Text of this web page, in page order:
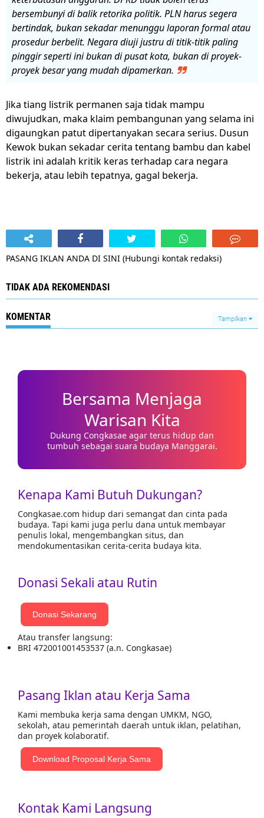
bersembunyi di balik retorika politik. PLN harus segera
bertindak, bukan sekadar menunggu laporan formal atau
prosedur berbelit. Negara diuji justru di titik-titik paling
pinggir seperti ini bukan di pusat kota, bukan di proyek-
proyek besar yang mudah dipamerkan.
Jika tiang listrik permanen saja tidak mampu
diwujudkan, maka klaim pembangunan yang selama ini
digaungkan patut dipertanyakan secara serius. Dusun
Kewok bukan sekadar cerita tentang bambu dan kabel
listrik ini adalah kritik keras terhadap cara negara
bekerja, atau lebih tepatnya, gagal bekerja.
PASANG IKLAN ANDA DI SINI (Hubungi kontak redaksi)
TIDAK ADA REKOMENDASI
KOMENTAR Tampilkan
Bersama Menjaga
Warisan Kita
Dukung Congkasae agar terus hidup dan
tumbuh sebagai suara budaya Manggarai.
Kenapa Kami Butuh Dukungan?
Congkasae.com hidup dari semangat dan cinta pada
budaya. Tapi kami juga perlu dana untuk membayar
penulis lokal, mengembangkan situs, dan
mendokumentasikan cerita-cerita budaya kita.
Donasi Sekali atau Rutin
Donasi Sekarang
Atau transfer langsung:
BRI 472001001453537 (a.n. Congkasae)
Pasang Iklan atau Kerja Sama
Kami membuka kerja sama dengan UMKM, NGO,
sekolah, atau pemerintah daerah untuk iklan, pelatihan,
dan proyek kolaboratif.
Download Proposal Kerja Sama
Kontak Kami Langsung